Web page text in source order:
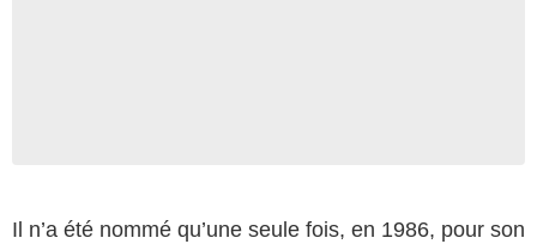
Il n’a été nommé qu’une seule fois, en 1986, pour son